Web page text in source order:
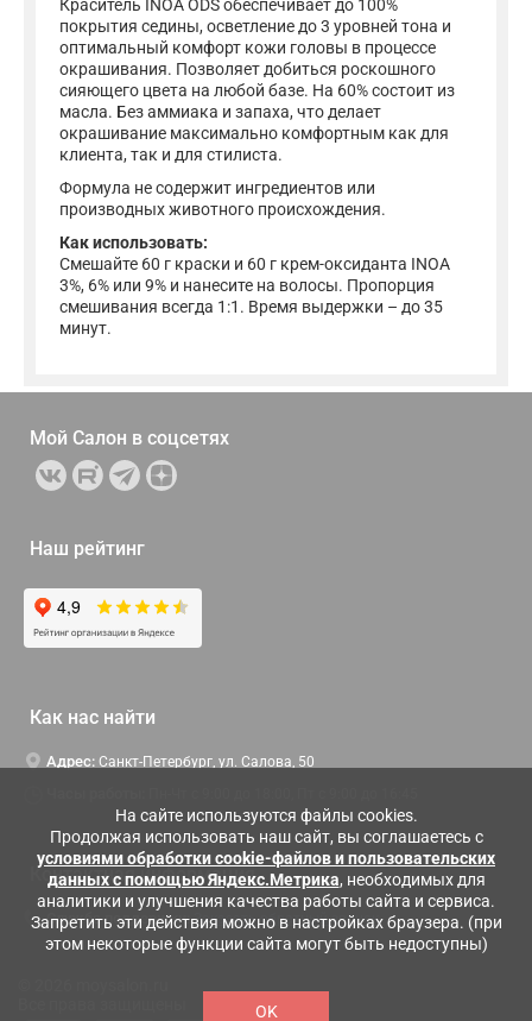
На сайте используются файлы cookies.
Продолжая использовать наш сайт, вы соглашаетесь с
условиями обработки cookie-файлов и пользовательских
данных с помощью Яндекс.Метрика, необходимых для
аналитики и улучшения качества работы сайта и сервиса.
Запретить эти действия можно в настройках браузера. (при
этом некоторые функции сайта могут быть недоступны)
OK
Краситель INOA ODS обеспечивает до 100%
покрытия седины, осветление до 3 уровней тона и
оптимальный комфорт кожи головы в процессе
окрашивания. Позволяет добиться роскошного
сияющего цвета на любой базе. На 60% состоит из
масла. Без аммиака и запаха, что делает
окрашивание максимально комфортным как для
клиента, так и для стилиста.
Формула не содержит ингредиентов или
производных животного происхождения.
Как использовать:
Смешайте 60 г краски и 60 г крем-оксиданта INOA
3%, 6% или 9% и нанесите на волосы. Пропорция
смешивания всегда 1:1. Время выдержки – до 35
минут.
Мой Салон в соцсетях
Наш рейтинг
Как нас найти
Адрес: Санкт-Петербург, ул. Салова, 50
Контактная информация
Служба поддержки: Заказать обратный звонок